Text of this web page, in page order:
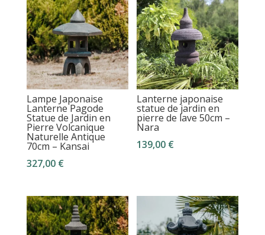
Lampe Japonaise
Lanterne Pagode
Statue de Jardin en
Pierre Volcanique
Naturelle Antique
70cm – Kansai
327,00 €
Lanterne japonaise
statue de jardin en
pierre de lave 50cm –
Nara
139,00 €